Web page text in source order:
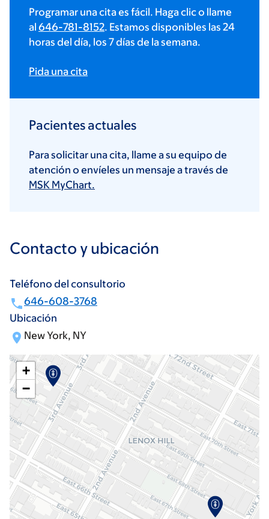
Programar una cita es fácil. Haga clic o llame
al 646-781-8152. Estamos disponibles las 24
horas del día, los 7 días de la semana.
Pida una cita
Pacientes actuales
Para solicitar una cita, llame a su equipo de
atención o envíeles un mensaje a través de
MSK MyChart.
Contacto y ubicación
Teléfono del consultorio
646-608-3768
Ubicación
New York, NY
+
−